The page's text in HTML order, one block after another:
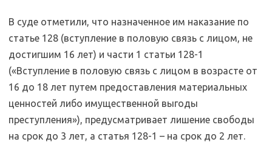
В суде отметили, что назначенное им наказание по
статье 128 (вступление в половую связь с лицом, не
достигшим 16 лет) и части 1 статьи 128-1
(«Вступление в половую связь с лицом в возрасте от
16 до 18 лет путем предоставления материальных
ценностей либо имущественной выгоды
преступления»), предусматривает лишение свободы
на срок до 3 лет, а статья 128-1 – на срок до 2 лет.